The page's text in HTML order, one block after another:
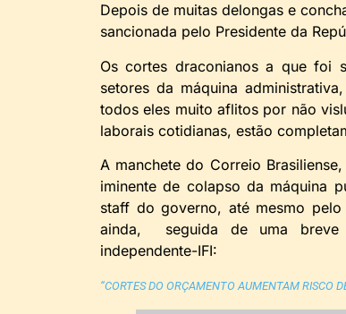
Depois de muitas delongas e
sancionada pelo Presidente da
Os cortes draconianos a que foi
setores da máquina
todos eles muito aflitos por não
laborais cotidianas, estão
A manchete do Correio
iminente de colapso da máquina
staff do governo, até mesmo
ainda, seguida de uma breve
independente-IFI:
“CORTES DO ORÇAMENTO AUMENTAM RISCO